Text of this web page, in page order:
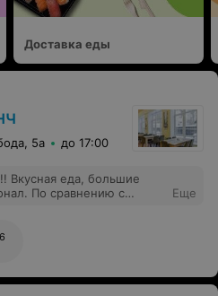
Доставка еды
5а до 17:00
Вкусная еда, большие
По сравнению с
Еще
6